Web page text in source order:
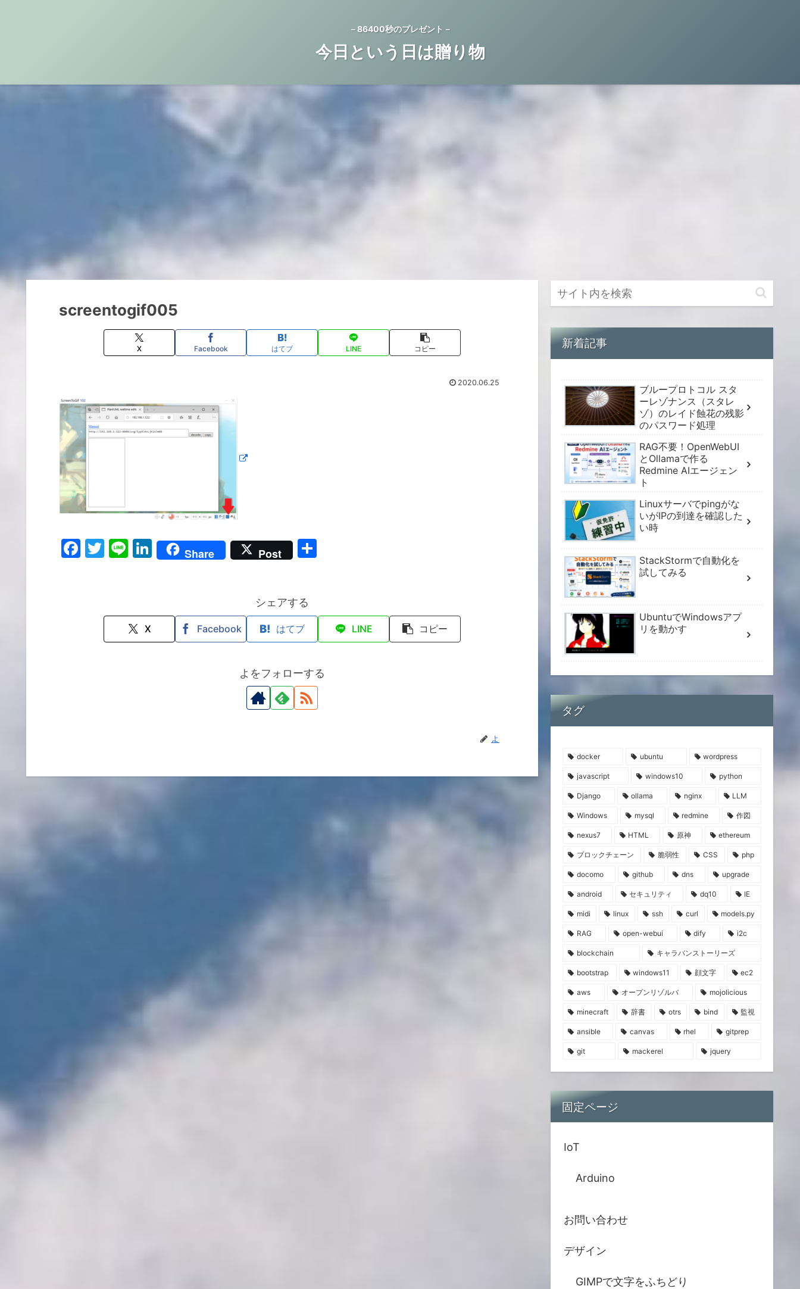
－86400秒のプレゼント－
今日という日は贈り物
screentogif005
X Facebook はてブ LINE コピー
2020.06.25
F
T
Li Li
n
n
Share Post
シェアする
X Facebook はてブ LINE コピー
よをフォローする
よ
新着記事
ブループロトコル スタ
ーレゾナンス（スタレ
ゾ）のレイド蝕花の残影
のパスワード処理
RAG不要！OpenWebUI
とOllamaで作る
Redmine AIエージェン
ト
Linuxサーバでpingがな
いがIPの到達を確認した
い時
StackStormで自動化を
試してみる
UbuntuでWindowsアプ
リを動かす
タグ
docker ubuntu wordpress
javascript windows10 python
Django ollama nginx LLM
Windows mysql redmine 作図
nexus7 HTML 原神 ethereum
ブロックチェーン 脆弱性 CSS php
docomo github dns upgrade
android セキュリティ dq10 IE
midi linux ssh curl models.py
RAG open-webui dify i2c
blockchain キャラバンストーリーズ
bootstrap windows11 顔文字 ec2
aws オープンリゾルバ mojolicious
minecraft 辞書 otrs bind 監視
ansible canvas rhel gitprep
git mackerel jquery
固定ページ
IoT
Arduino
お問い合わせ
デザイン
GIMPで文字をふちどり